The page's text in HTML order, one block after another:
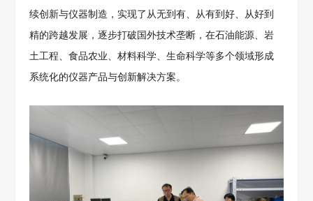
续创新与仪器制造，实现了从无到有、从有到好、从好到
精的跨越发展，逐步打破国外技术垄断，在石油能源、岩
土工程、食品农业、材料科学、生命科学等多个领域形成
系统化的仪器产品与创新解决方案。